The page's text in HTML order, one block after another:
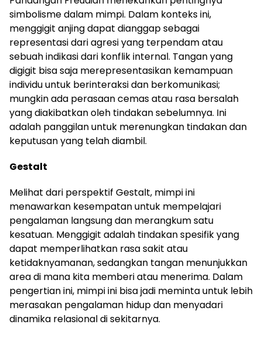
simbolisme dalam mimpi. Dalam konteks ini,
menggigit anjing dapat dianggap sebagai
representasi dari agresi yang terpendam atau
sebuah indikasi dari konflik internal. Tangan yang
digigit bisa saja merepresentasikan kemampuan
individu untuk berinteraksi dan berkomunikasi;
mungkin ada perasaan cemas atau rasa bersalah
yang diakibatkan oleh tindakan sebelumnya. Ini
adalah panggilan untuk merenungkan tindakan dan
keputusan yang telah diambil.
Gestalt
Melihat dari perspektif Gestalt, mimpi ini
menawarkan kesempatan untuk mempelajari
pengalaman langsung dan merangkum satu
kesatuan. Menggigit adalah tindakan spesifik yang
dapat memperlihatkan rasa sakit atau
ketidaknyamanan, sedangkan tangan menunjukkan
area di mana kita memberi atau menerima. Dalam
pengertian ini, mimpi ini bisa jadi meminta untuk lebih
merasakan pengalaman hidup dan menyadari
dinamika relasional di sekitarnya.